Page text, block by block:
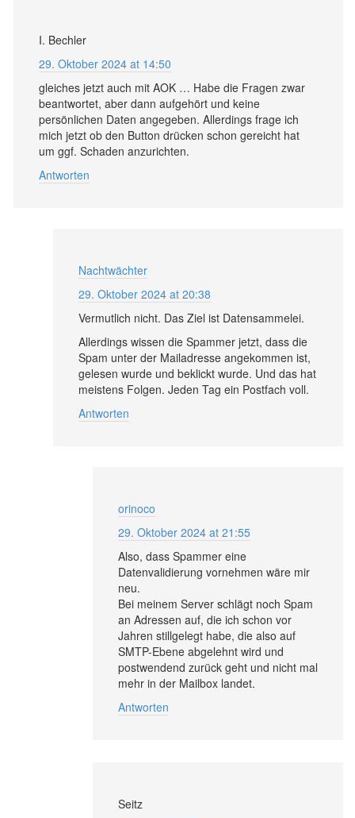
I. Bechler
29. Oktober 2024 at 14:50
gleiches jetzt auch mit AOK … Habe die Fragen zwar
beantwortet, aber dann aufgehört und keine
persönlichen Daten angegeben. Allerdings frage ich
mich jetzt ob den Button drücken schon gereicht hat
um ggf. Schaden anzurichten.
Antworten
Nachtwächter
29. Oktober 2024 at 20:38
Vermutlich nicht. Das Ziel ist Datensammelei.
Allerdings wissen die Spammer jetzt, dass die
Spam unter der Mailadresse angekommen ist,
gelesen wurde und beklickt wurde. Und das hat
meistens Folgen. Jeden Tag ein Postfach voll.
Antworten
orinoco
29. Oktober 2024 at 21:55
Also, dass Spammer eine
Datenvalidierung vornehmen wäre mir
neu.
Bei meinem Server schlägt noch Spam
an Adressen auf, die ich schon vor
Jahren stillgelegt habe, die also auf
SMTP-Ebene abgelehnt wird und
postwendend zurück geht und nicht mal
mehr in der Mailbox landet.
Antworten
Seitz